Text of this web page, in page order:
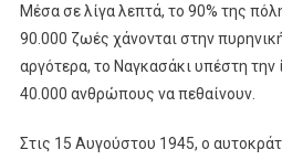
Μέσα σε λίγα λεπτά, το 90% της
90.000 ζωές χάνονται στην
αργότερα, το Ναγκασάκι υπέστη την
40.000 ανθρώπους να πεθαίνουν.
Στις 15 Αυγούστου 1945, ο